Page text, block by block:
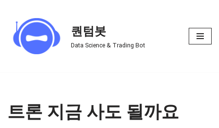
Skip
to
content
퀀텀봇
Data Science & Trading Bot
트론 지금 사도 될까요